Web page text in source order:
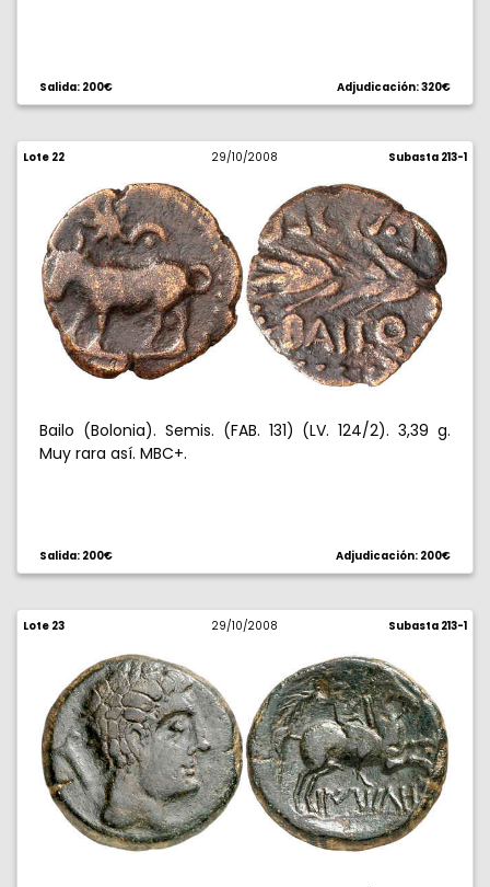
Salida: 200€ Adjudicación: 320€
Lote 22 29/10/2008 Subasta 213-1
Bailo (Bolonia). Semis. (FAB. 131) (LV. 124/2). 3,39 g.
Muy rara así. MBC+.
Salida: 200€ Adjudicación: 200€
Lote 23 29/10/2008 Subasta 213-1